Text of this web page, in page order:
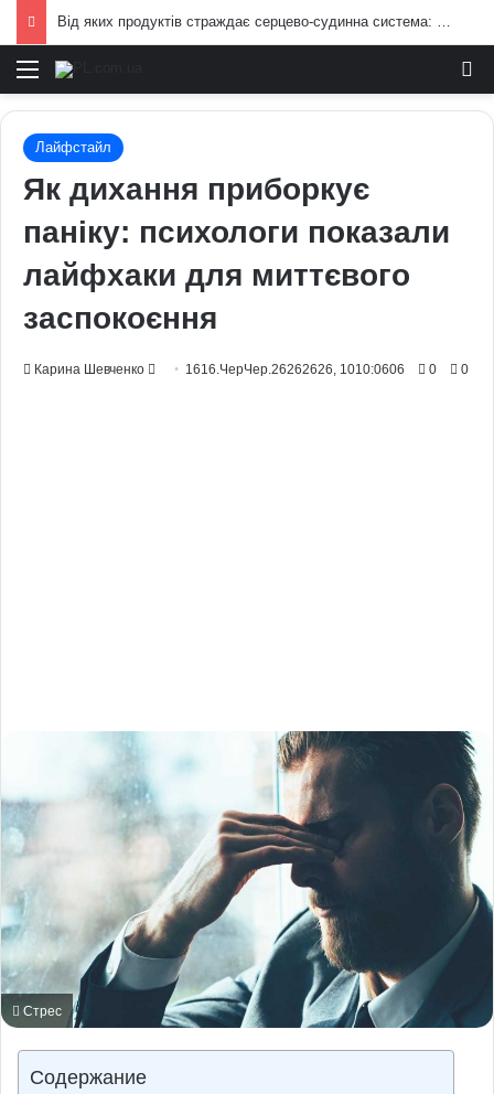
Від яких продуктів страждає серцево-судинна система: попередження лікарів
Меню
Лайфстайл
Як дихання приборкує
паніку: психологи показали
лайфхаки для миттєвого
заспокоєння
Карина Шевченко
Send 1616.ЧерЧер.26262626, 1010:0606 0 0
Стрес
Содержание